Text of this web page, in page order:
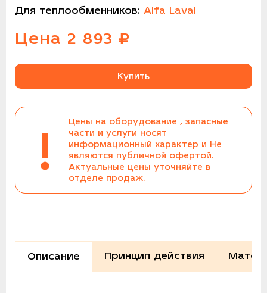
Для теплообменников: Alfa Laval
Цена 2 893 ₽
Купить
!
Цены на оборудование , запасные
части и услуги носят
информационный характер и Не
являются публичной офертой.
Актуальные цены уточняйте в
отделе продаж.
Описание Принцип действия